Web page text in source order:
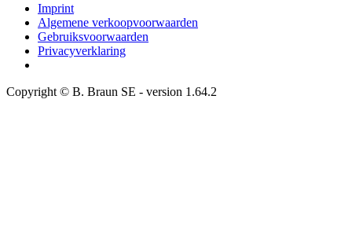
Imprint
Algemene verkoopvoorwaarden
Gebruiksvoorwaarden
Privacyverklaring
Copyright © B. Braun SE - version 1.64.2